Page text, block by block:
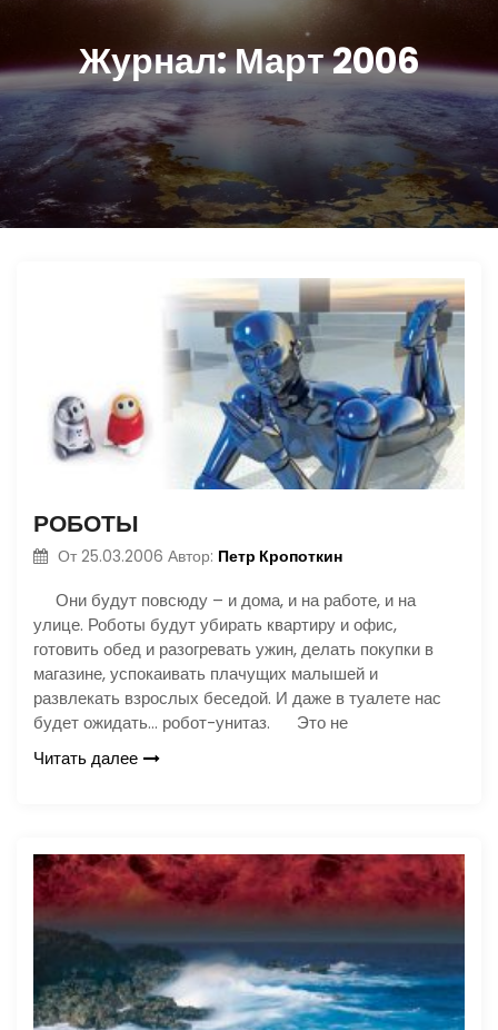
Журнал:Март 2006
РОБОТЫ
От 25.03.2006 Автор: Петр Кропоткин
Они будут повсюду – и дома, и на работе, и на
улице. Роботы будут убирать квартиру и офис,
готовить обед и разогревать ужин, делать покупки в
магазине, успокаивать плачущих малышей и
развлекать взрослых беседой. И даже в туалете нас
будет ожидать… робот-унитаз. Это не
Читать далее